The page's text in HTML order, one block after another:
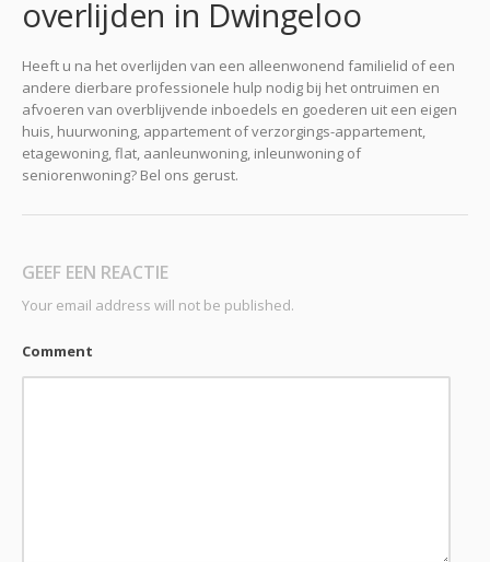
overlijden in Dwingeloo
Heeft u na het overlijden van een alleenwonend familielid of een
andere dierbare professionele hulp nodig bij het ontruimen en
afvoeren van overblijvende inboedels en goederen uit een eigen
huis, huurwoning, appartement of verzorgings-appartement,
etagewoning, flat, aanleunwoning, inleunwoning of
seniorenwoning? Bel ons gerust.
GEEF EEN REACTIE
Your email address will not be published.
Comment